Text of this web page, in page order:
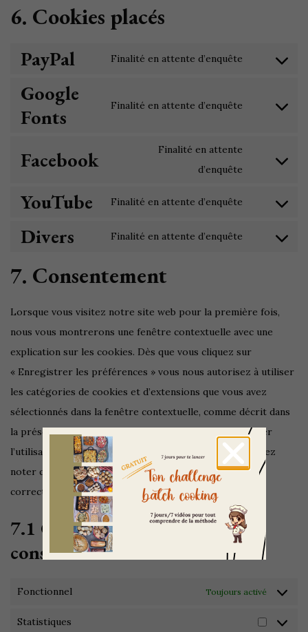
6. Cookies placés
PayPal Finalité en attente d’enquête
Google
Fonts
Finalité en attente d’enquête
Facebook
Finalité en attente
d’enquête
YouTube Finalité en attente d’enquête
Divers Finalité en attente d’enquête
7. Consentement
Lorsque vous visitez notre site web pour la première fois,
nous vous montrerons une fenêtre contextuelle avec une
explication sur les cookies. Dès que vous cliquez sur
« Enregistrer les préférences » vous nous autorisez à utiliser
les catégories de cookies et d’extensions que vous avez
sélectionnés dans la fenêtre contextuelle, comme décrit dans
la présente politique de cookies. Vous pouvez désactiver
l’utilisation des cookies via votre navigateur, mais veuillez
noter que notre site web pourrait ne plus fonctionner
correctement.
7.1 Gérez vos réglages de
consentement
Fonctionnel Toujours activé
Statistiques